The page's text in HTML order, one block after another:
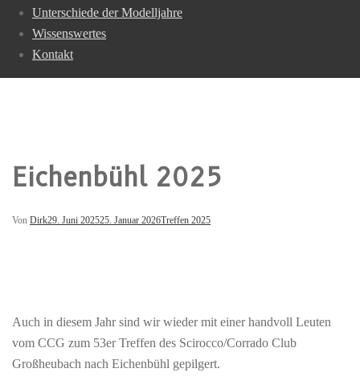
Unterschiede der Modelljahre
Wissenswertes
Kontakt
Eichenbühl 2025
Von Dirk29. Juni 202525. Januar 2026Treffen 2025
Auch in diesem Jahr sind wir wieder mit einer handvoll Leuten
vom CCG zum 53er Treffen des Scirocco/Corrado Club
Großheubach nach Eichenbühl gepilgert.